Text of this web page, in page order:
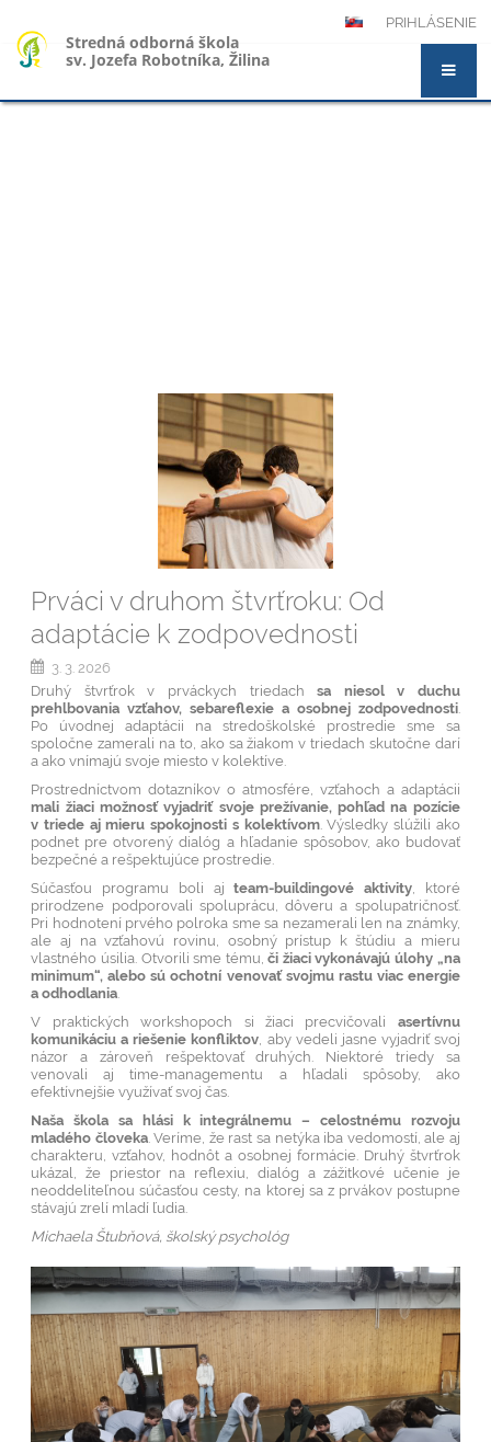
PRIHLÁSENIE
Stredná odborná škola
sv. Jozefa Robotníka, Žilina
Prváci v druhom štvrťroku: Od
adaptácie k zodpovednosti
3. 3. 2026
Druhý štvrťrok v prváckych triedachsa niesol v duchu
prehlbovania vzťahov, sebareflexie a osobnej zodpovednosti.
Po úvodnej adaptácii na stredoškolské prostredie sme sa
spoločne zamerali na to, ako sa žiakom v triedach skutočne darí
a ako vnímajú svoje miesto v kolektíve.
Prostredníctvom dotazníkov o atmosfére, vzťahoch a adaptácii
mali žiaci možnosť vyjadriť svoje prežívanie, pohľad na pozície
v triede aj mieru spokojnosti s kolektívom. Výsledky slúžili ako
podnet pre otvorený dialóg a hľadanie spôsobov, ako budovať
bezpečné a rešpektujúce prostredie.
Súčasťou programu boli ajteam-buildingové aktivity, ktoré
prirodzene podporovali spoluprácu, dôveru a spolupatričnosť.
Pri hodnotení prvého polroka sme sa nezamerali len na známky,
ale aj na vzťahovú rovinu, osobný prístup k štúdiu a mieru
vlastného úsilia. Otvorili sme tému,či žiaci vykonávajú úlohy „na
minimum“, alebo sú ochotní venovať svojmu rastu viac energie
a odhodlania
V praktických workshopoch si žiaci precvičovali asertívnu
komunikáciu a riešenie konfliktov , aby vedeli jasne vyjadriť svoj
názor a zároveň rešpektovať druhých. Niektoré triedy sa
venovali aj time-managementu a hľadali spôsoby, ako
efektívnejšie využívať svoj čas.
Naša škola sa hlási k integrálnemu – celostnému rozvoju
mladého človeka. Veríme, že rast sa netýka iba vedomostí, ale aj
charakteru, vzťahov, hodnôt a osobnej formácie. Druhý štvrťrok
ukázal, že priestor na reflexiu, dialóg a zážitkové učenie je
neoddeliteľnou súčasťou cesty, na ktorej sa z prvákov postupne
stávajú zrelí mladí ľudia.
Michaela Štubňová, školský psychológ